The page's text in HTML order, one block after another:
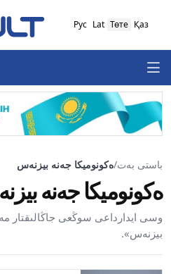
Қаз
Төте
Lat
Рус
باستى بەت/ەكونوميكا جەنە بيزنەس
ەكونوميكا جەنە
وسى ايدارداعى سوڭعى جاڭالىقتار
بيزنەس».